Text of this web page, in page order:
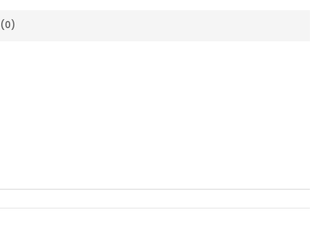
(0)